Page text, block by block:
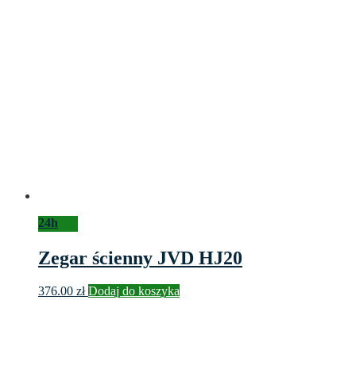
24h
Zegar ścienny JVD HJ20
376.00 zł Dodaj do koszyka